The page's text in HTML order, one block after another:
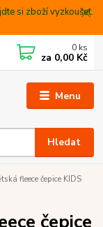
si zboží vyzkoušet.
Menu
Hledat
0 ks
za 0,00 Kč
fleece čepice KIDS
čepice